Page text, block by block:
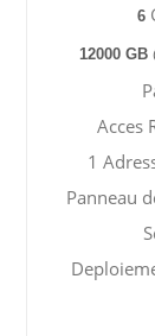
6
12000 GB
Acces
1
Panneau